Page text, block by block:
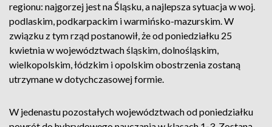
regionu: najgorzej jest na Śląsku, a najlepsza sytuacja w woj.
podlaskim, podkarpackim i warmińsko-mazurskim. W
związku z tym rząd postanowił, że od poniedziałku 25
kwietnia w województwach śląskim, dolnośląskim,
wielkopolskim, łódzkim i opolskim obostrzenia zostaną
utrzymane w dotychczasowej formie.
W jedenastu pozostałych województwach od poniedziałku